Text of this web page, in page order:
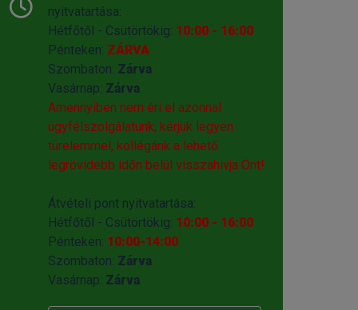
nyitvatartása:
Hétfőtől - Csütörtökig: 10:00 - 16:00
Pénteken: ZÁRVA
Szombaton: Zárva
Vasárnap: Zárva
Amennyiben nem éri el azonnal
ügyfélszolgálatunk, kérjük legyen
türelemmel, kollégánk a lehető
legrövidebb időn belül visszahivja Önt!
Átvételi pont nyitvatartása:
Hétfőtől - Csütörtökig: 10:00 - 16:00
Pénteken: 10:00-14:00
Szombaton: Zárva
Vasárnap: Zárva